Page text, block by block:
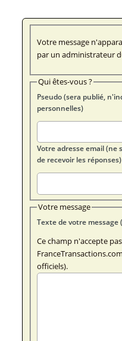
Votre message
par un administrateur
Qui êtes-vous ?
Pseudo (sera publié,
personnelles)
Votre adresse email (ne
de recevoir les réponses)
Votre message
Ce champ n'accepte
officiels).